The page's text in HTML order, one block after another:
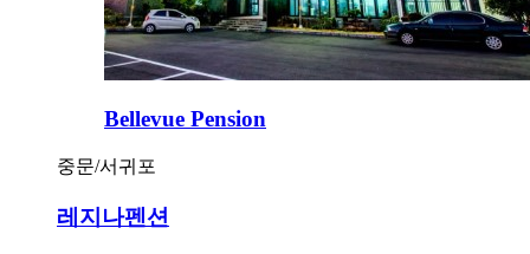
Bellevue Pension
중문/서귀포
레지나펜션